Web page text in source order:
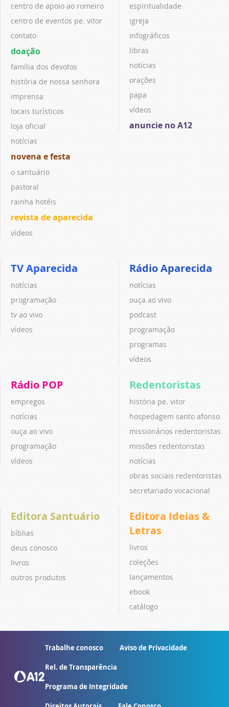
centro de apoio ao romeiro
centro de eventos pe. vitor
contato
doação
família dos devotos
história de nossa senhora
imprensa
locais turísticos
loja oficial
notícias
novena e festa
o santuário
pastoral
rainha hotéis
revista de aparecida
vídeos
espiritualidade
igreja
infográficos
libras
notícias
orações
papa
vídeos
anuncie no A12
TV Aparecida
notícias
programação
tv ao vivo
vídeos
Rádio Aparecida
notícias
ouça ao vivo
podcast
programação
programas
vídeos
Rádio POP
empregos
notícias
ouça ao vivo
programação
vídeos
Redentoristas
história pe. vitor
hospedagem santo afonso
missionários redentoristas
missões redentoristas
notícias
obras sociais redentoristas
secretariado vocacional
Editora Santuário
bíblias
deus conosco
livros
outros produtos
Editora Ideias &
Letras
livros
coleções
lançamentos
ebook
catálogo
Trabalhe conosco Aviso de Privacidade
Rel. de Transparência
Programa de Integridade